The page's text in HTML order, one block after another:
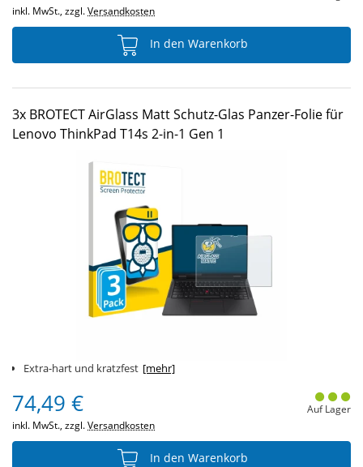
inkl. MwSt., zzgl.Versandkosten
In den Warenkorb
3x BROTECT AirGlass Matt Schutz-Glas Panzer-Folie für
Lenovo ThinkPad T14s 2-in-1 Gen 1
Extra-hart und kratzfest [mehr]
74,49 €
inkl. MwSt., zzgl.Versandkosten
Auf Lager
In den Warenkorb